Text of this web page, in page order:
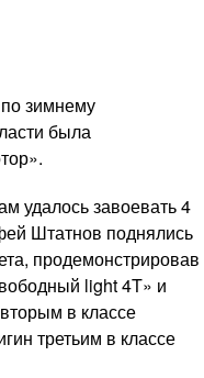
зимнему
была
удалось завоевать 4
Штатнов поднялись
продемонстрировав
light 4T» и
в классе
третьим в классе